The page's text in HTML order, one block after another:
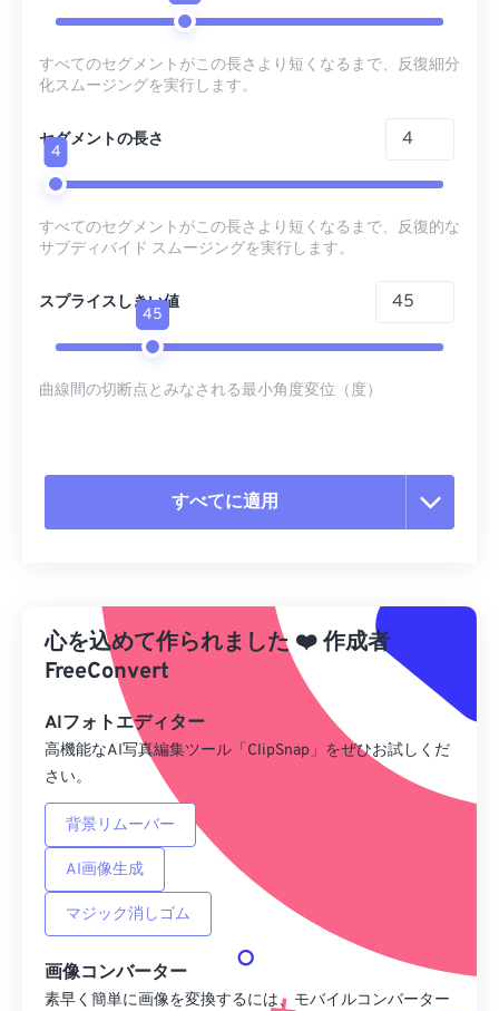
すべてのセグメントがこの長さより短くなるまで、反復細分
化スムージングを実行します。
セグメントの長さ
4
すべてのセグメントがこの長さより短くなるまで、反復的な
サブディバイド スムージングを実行します。
スプライスしきい値
45
曲線間の切断点とみなされる最小角度変位（度）
すべてに適用
プリセットから適用
プリセットとして保存
心を込めて作られました ❤️作成者
FreeConvert
AIフォトエディター
高機能なAI写真編集ツール「ClipSnap」をぜひお試しくだ
さい。
背景リムーバー
AI画像生成
マジック消しゴム
画像コンバーター
素早く簡単に画像を変換するには、モバイルコンバーター